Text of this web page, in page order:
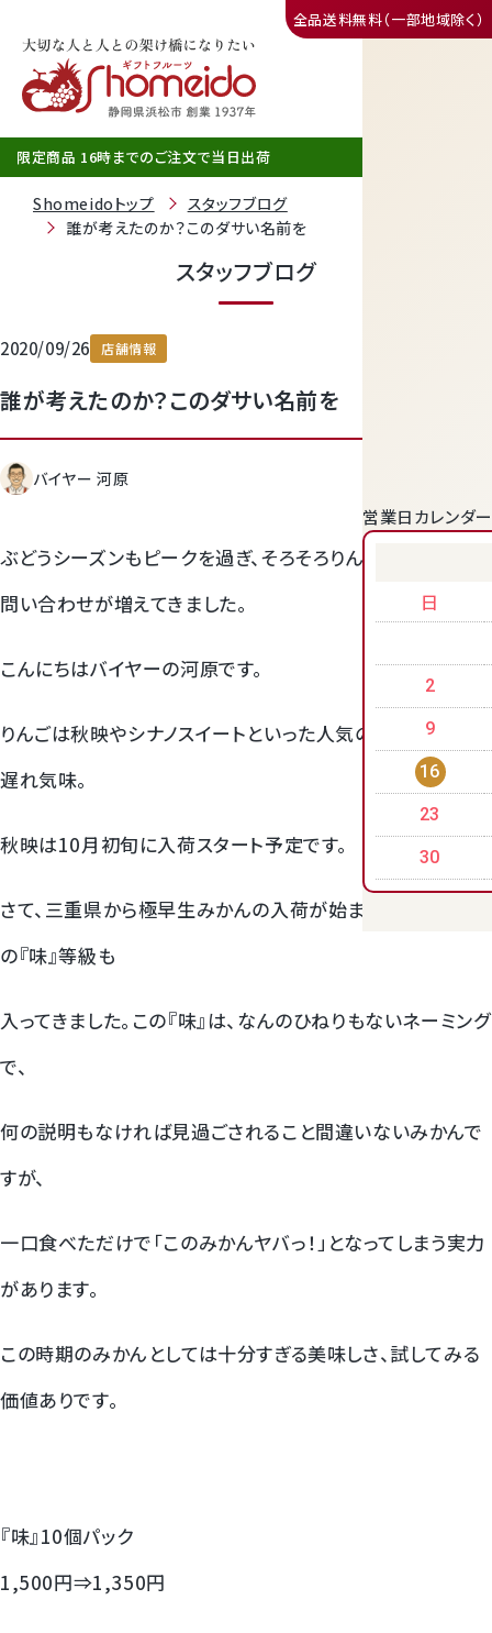
全品送料無料（一部地域除く）
営業日カレンダー
日
2
9
16
23
30
天使音（あまね）マスクメロン
桃
大糖領桃
温室みかん(ハウスみかん)
梨
シャインマスカット
限定商品 16時までのご注文で当日出荷
Shomeidoトップ
スタッフブログ
誰が考えたのか？このダサい名前を
スタッフブログ
2020/09/26 店舗情報
誰が考えたのか？このダサい名前を
バイヤー 河原
ぶどうシーズンもピークを過ぎ、そろそろりんごやみかんの
問い合わせが増えてきました。
こんにちはバイヤーの河原です。
りんごは秋映やシナノスイートといった人気の品種は出荷が
遅れ気味。
秋映は10月初旬に入荷スタート予定です。
さて、三重県から極早生みかんの入荷が始まり、トップランク
の『味』等級も
入ってきました。この『味』は、なんのひねりもないネーミング
で、
何の説明もなければ見過ごされること間違いないみかんで
すが、
一口食べただけで「このみかんヤバっ！」となってしまう実力
があります。
この時期のみかんとしては十分すぎる美味しさ、試してみる
価値ありです。
『味』10個パック
1,500円⇒1,350円